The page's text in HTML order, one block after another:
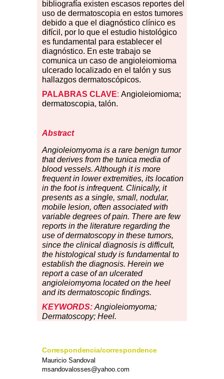
bibliografía existen escasos reportes del
uso de dermatoscopia en estos tumores
debido a que el diagnóstico clínico es
difícil, por lo que el estudio histológico
es fundamental para establecer el
diagnóstico. En este trabajo se
comunica un caso de angioleiomioma
ulcerado localizado en el talón y sus
hallazgos dermatoscópicos.
PALABRAS CLAVE: Angioleiomioma;
dermatoscopia, talón.
Abstract
Angioleiomyoma is a rare benign tumor
that derives from the tunica media of
blood vessels. Although it is more
frequent in lower extremities, its location
in the foot is infrequent. Clinically, it
presents as a single, small, nodular,
mobile lesion, often associated with
variable degrees of pain. There are few
reports in the literature regarding the
use of dermatoscopy in these tumors,
since the clinical diagnosis is difficult,
the histological study is fundamental to
establish the diagnosis. Herein we
report a case of an ulcerated
angioleiomyoma located on the heel
and its dermatoscopic findings.
KEYWORDS: Angioleiomyoma;
Dermatoscopy; Heel.
Correspondencia/correspondence
Mauricio Sandoval
msandovalosses@yahoo.com